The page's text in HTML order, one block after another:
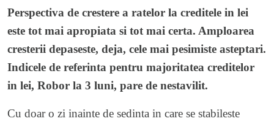
Perspectiva de crestere a ratelor la creditele in lei
este tot mai apropiata si tot mai certa. Amploarea
cresterii depaseste, deja, cele mai pesimiste asteptari.
Indicele de referinta pentru majoritatea creditelor
in lei, Robor la 3 luni, pare de nestavilit.
Cu doar o zi inainte de sedinta in care se stabileste